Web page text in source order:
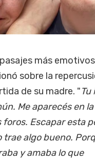
más
sobre la
de su madre. "Tu
Me aparecés en
foros. Escapar esta
trae algo bueno.
y amaba lo que